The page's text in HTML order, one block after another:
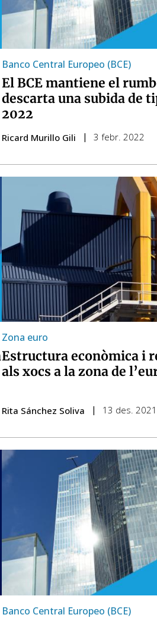
Banco Central Europeo (BCE)
El BCE mantiene el
descarta una subida de
2022
Ricard Murillo Gili 3 febr. 2022
Zona euro
Estructura econòmica i
als xocs a la zona de
Rita Sánchez Soliva 13 des. 2021
Banco Central Europeo (BCE)